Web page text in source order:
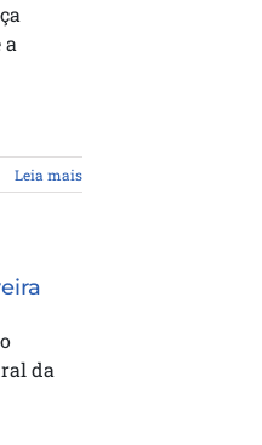
a
Leia mais
da